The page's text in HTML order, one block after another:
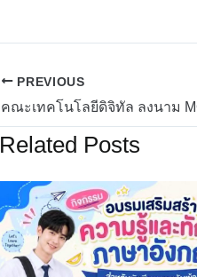
PREVIOUS
Related Posts